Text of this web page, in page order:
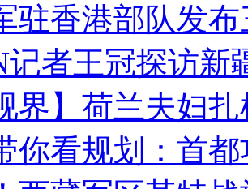
驻香港部队发
记者王冠探访新
界】荷兰夫妇
你看规划：首